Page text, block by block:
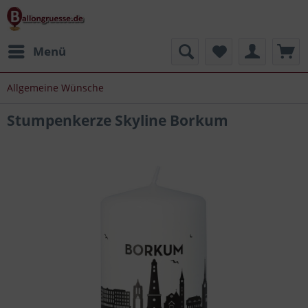
Menü
Allgemeine Wünsche
Stumpenkerze Skyline Borkum